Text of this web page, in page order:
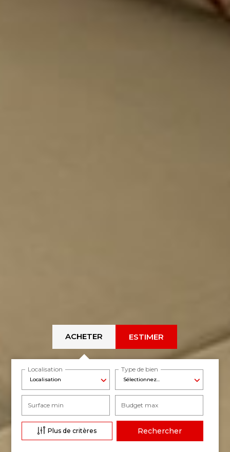
ACHETER ESTIMER
Localisation
Localisation
Sélectionnez...
Type de bien
Surface min Budget max
Plus de critères